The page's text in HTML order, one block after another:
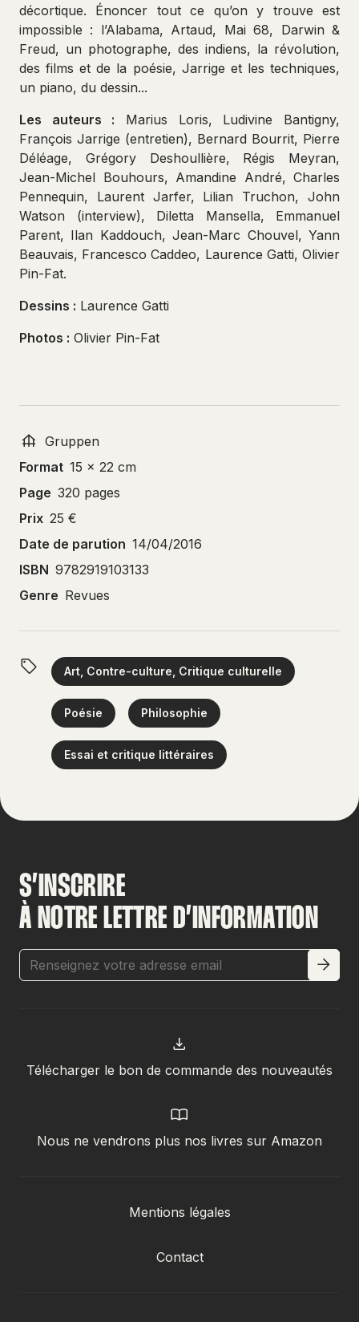
décortique. Énoncer tout ce qu’on y trouve est
impossible : l’Alabama, Artaud, Mai 68, Darwin &
Freud, un photographe, des indiens, la révolution,
des films et de la poésie, Jarrige et les techniques,
un piano, du dessin...
Les auteurs : Marius Loris, Ludivine Bantigny,
François Jarrige (entretien), Bernard Bourrit, Pierre
Déléage, Grégory Deshoullière, Régis Meyran,
Jean-Michel Bouhours, Amandine André, Charles
Pennequin, Laurent Jarfer, Lilian Truchon, John
Watson (interview), Diletta Mansella, Emmanuel
Parent, Ilan Kaddouch, Jean-Marc Chouvel, Yann
Beauvais, Francesco Caddeo, Laurence Gatti, Olivier
Pin-Fat.
Dessins : Laurence Gatti
Photos : Olivier Pin-Fat
Gruppen
Format 15 x 22 cm
Page 320 pages
Prix 25 €
Date de parution 14/04/2016
ISBN 9782919103133
Genre Revues
Art, Contre-culture, Critique culturelle
Poésie Philosophie
Essai et critique littéraires
S’INSCRIRE
À NOTRE LETTRE D’INFORMATION
Télécharger le bon de commande des nouveautés
Nous ne vendrons plus nos livres sur Amazon
Mentions légales
Contact